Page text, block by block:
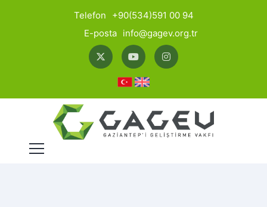
Telefon
+90(534)591 00 94
E-posta info@gagev.org.tr